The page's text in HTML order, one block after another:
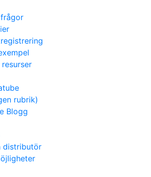
rubrik)
Blogg
distributör